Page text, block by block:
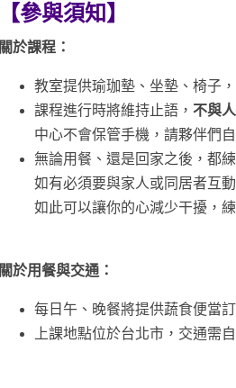
【參與須知】
關於課程：
教室提供瑜珈墊、坐墊、椅子
課程進行時將維持止語，不與
中心不會保管手機，請夥伴們
無論用餐、還是回家之後，都
如有必須要與家人或同居者互
如此可以讓你的心減少干擾，
關於用餐與交通：
每日午、晚餐將提供蔬食便當
上課地點位於台北市，交通需自